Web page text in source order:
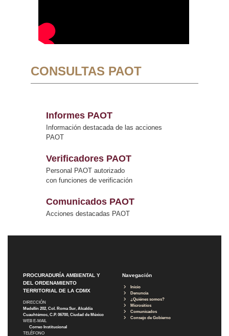
CONSULTAS PAOT
Informes PAOT
Información destacada de las acciones
PAOT
Verificadores PAOT
Personal PAOT autorizado
con funciones de verificación
Comunicados PAOT
Acciones destacadas PAOT
PROCURADURÍA AMBIENTAL Y
DEL ORDENAMIENTO
TERRITORIAL DE LA CDMX
DIRECCIÓN
Medellín 202, Col. Roma Sur, Alcaldía
Cuauhtémoc, C.P. 06700, Ciudad de México
WEB E-MAIL
Correo Institucional
TELÉFONO
Navegación
Inicio
Denuncia
¿Quiénes somos?
Micrositios
Comunicados
Consejo de Gobierno